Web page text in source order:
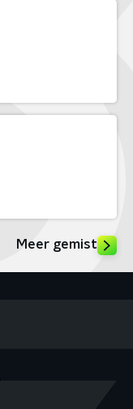
Meer gemist